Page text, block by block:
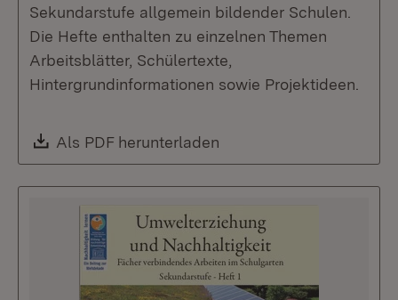
Sekundarstufe allgemein bildender Schulen.
Die Hefte enthalten zu einzelnen Themen
Arbeitsblätter, Schülertexte,
Hintergrundinformationen sowie Projektideen.
Download:
Als PDF herunterladen